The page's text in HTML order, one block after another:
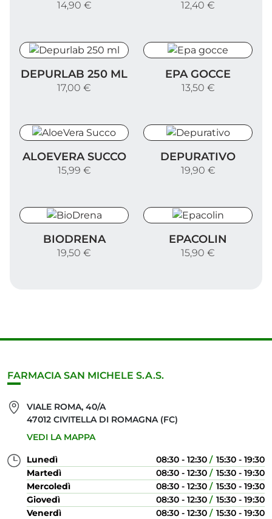
14,90 € 12,40 €
DEPURLAB 250 ML
17,00 €
EPA GOCCE
13,50 €
ALOEVERA SUCCO
15,99 €
DEPURATIVO
19,90 €
BIODRENA
19,50 €
EPACOLIN
15,90 €
FARMACIA SAN MICHELE S.A.S.
VIALE ROMA, 40/A
47012 CIVITELLA DI ROMAGNA (FC)
VEDI LA MAPPA
Lunedì 08:30 - 12:30
15:30 - 19:30
Martedì
08:30 - 12:30
15:30 - 19:30
Mercoledì
08:30 - 12:30
15:30 - 19:30
Giovedì
08:30 - 12:30
15:30 - 19:30
Venerdì
08:30 - 12:30
15:30 - 19:30